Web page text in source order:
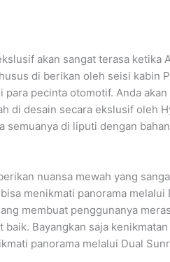
akan sangat terasa ketika
di berikan oleh seisi kabin
pecinta otomotif. Anda akan
di desain secara ekslusif oleh
semuanya di liputi dengan
nuansa mewah yang
menikmati panorama melalui
membuat penggunanya
Bayangkan saja
panorama melalui Dual